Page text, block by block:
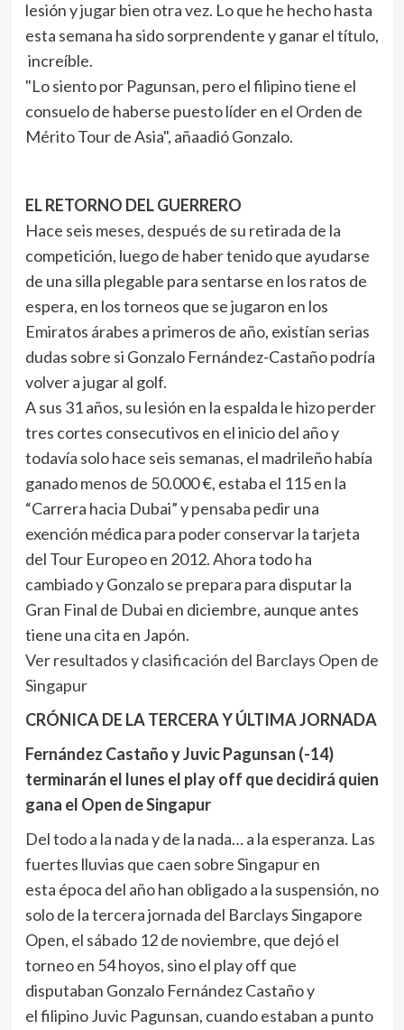
lesión y jugar bien otra vez. Lo que he hecho hasta
esta semana ha sido sorprendente y ganar el título,
increíble.
"Lo siento por Pagunsan, pero el filipino tiene el
consuelo de haberse puesto líder en el Orden de
Mérito Tour de Asia", añaadió Gonzalo.
EL RETORNO DEL GUERRERO
Hace seis meses, después de su retirada de la
competición, luego de haber tenido que ayudarse
de una silla plegable para sentarse en los ratos de
espera, en los torneos que se jugaron en los
Emiratos árabes a primeros de año, existían serias
dudas sobre si Gonzalo Fernández-Castaño podría
volver a jugar al golf.
A sus 31 años, su lesión en la espalda le hizo perder
tres cortes consecutivos en el inicio del año y
todavía solo hace seis semanas, el madrileño había
ganado menos de 50.000 €, estaba el 115 en la
“Carrera hacia Dubai” y pensaba pedir una
exención médica para poder conservar la tarjeta
del Tour Europeo en 2012. Ahora todo ha
cambiado y Gonzalo se prepara para disputar la
Gran Final de Dubai en diciembre, aunque antes
tiene una cita en Japón.
Ver resultados y clasificación del Barclays Open de
Singapur
CRÓNICA DE LA TERCERA Y ÚLTIMA JORNADA
Fernández Castaño y Juvic Pagunsan (-14)
terminarán el lunes el play off que decidirá quien
gana el Open de Singapur
Del todo a la nada y de la nada… a la esperanza. Las
fuertes lluvias que caen sobre Singapur en
esta época del año han obligado a la suspensión, no
solo de la tercera jornada del Barclays Singapore
Open, el sábado 12 de noviembre, que dejó el
torneo en 54 hoyos, sino el play off que
disputaban Gonzalo Fernández Castaño y
el filipino Juvic Pagunsan, cuando estaban a punto